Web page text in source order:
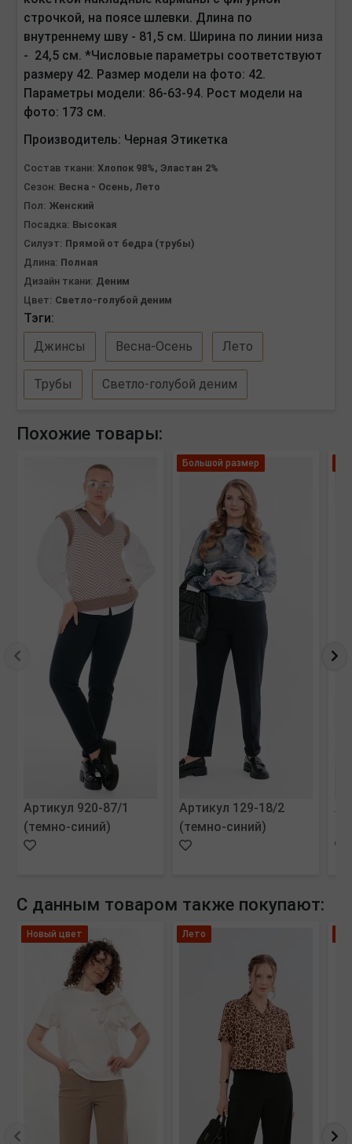
строчкой, на поясе шлевки. Длина по
внутреннему шву - 81,5 см. Ширина по линии низа
- 24,5 см. *Числовые параметры соответствуют
размеру 42. Размер модели на фото: 42.
Параметры модели: 86-63-94. Рост модели на
фото: 173 см.
Производитель: Черная Этикетка
Состав ткани: Хлопок 98%, Эластан 2%
Сезон: Весна - Осень, Лето
Пол: Женский
Посадка: Высокая
Силуэт: Прямой от бедра (трубы)
Длина: Полная
Дизайн ткани: Деним
Цвет: Светло-голубой деним
Тэги:
Джинсы
Весна-Осень Лето
Трубы Светло-голубой деним
Похожие товары:
Артикул 920-87/1
(темно-синий)
Большой размер
Артикул 129-18/2
(темно-синий)
С данным товаром также покупают:
Новый цвет Лето